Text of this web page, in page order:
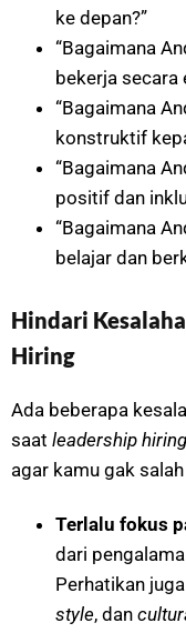
ke depan?”
“Bagaimana
bekerja secara
“Bagaimana
konstruktif
“Bagaimana
positif dan
“Bagaimana
belajar dan
Hindari
Hiring
Ada beberapa
saat leadership hiring
agar kamu gak
Terlalu fokus
dari
Perhatikan
style, dan